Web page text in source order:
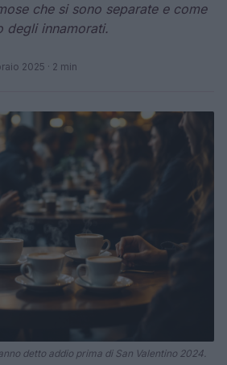
che si sono separate e come
degli innamorati.
2025 · 2 min
detto addio prima di San Valentino 2024.